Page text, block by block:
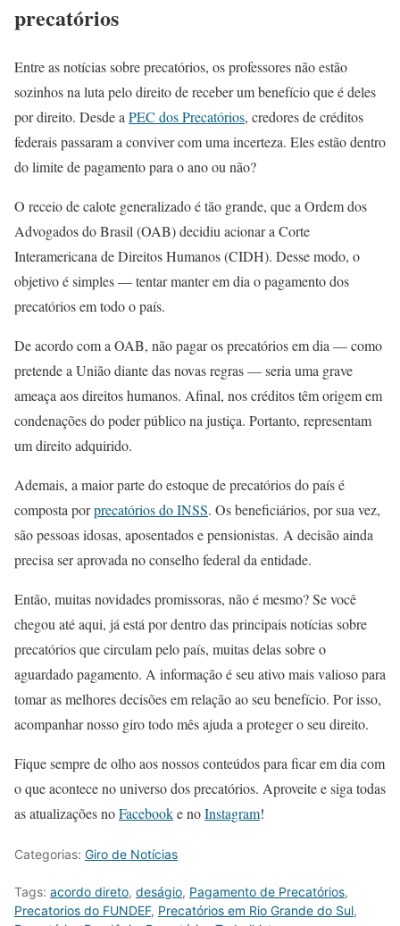
precatórios
Entre as notícias sobre precatórios, os professores não estão
sozinhos na luta pelo direito de receber um benefício que é deles
por direito. Desde a PEC dos Precatórios, credores de créditos
federais passaram a conviver com uma incerteza. Eles estão dentro
do limite de pagamento para o ano ou não?
O receio de calote generalizado é tão grande, que a Ordem dos
Advogados do Brasil (OAB) decidiu acionar a Corte
Interamericana de Direitos Humanos (CIDH). Desse modo, o
objetivo é simples — tentar manter em dia o pagamento dos
precatórios em todo o país.
De acordo com a OAB, não pagar os precatórios em dia — como
pretende a União diante das novas regras — seria uma grave
ameaça aos direitos humanos. Afinal, nos créditos têm origem em
condenações do poder público na justiça. Portanto, representam
um direito adquirido.
Ademais, a maior parte do estoque de precatórios do país é
composta porprecatórios do INSS. Os beneficiários, por sua vez,
são pessoas idosas, aposentados e pensionistas. A decisão ainda
precisa ser aprovada no conselho federal da entidade.
Então, muitas novidades promissoras, não é mesmo? Se você
chegou até aqui, já está por dentro das principais notícias sobre
precatórios que circulam pelo país, muitas delas sobre o
aguardado pagamento. A informação é seu ativo mais valioso para
tomar as melhores decisões em relação ao seu benefício. Por isso,
acompanhar nosso giro todo mês ajuda a proteger o seu direito.
Fique sempre de olho aos nossos conteúdos para ficar em dia com
o que acontece no universo dos precatórios. Aproveite e siga todas
as atualizações noFacebooke noInstagram!
Categorias: Giro de Notícias
Tags: acordo direto, deságio, Pagamento de Precatórios,
Precatorios do FUNDEF, Precatórios em Rio Grande do Sul,